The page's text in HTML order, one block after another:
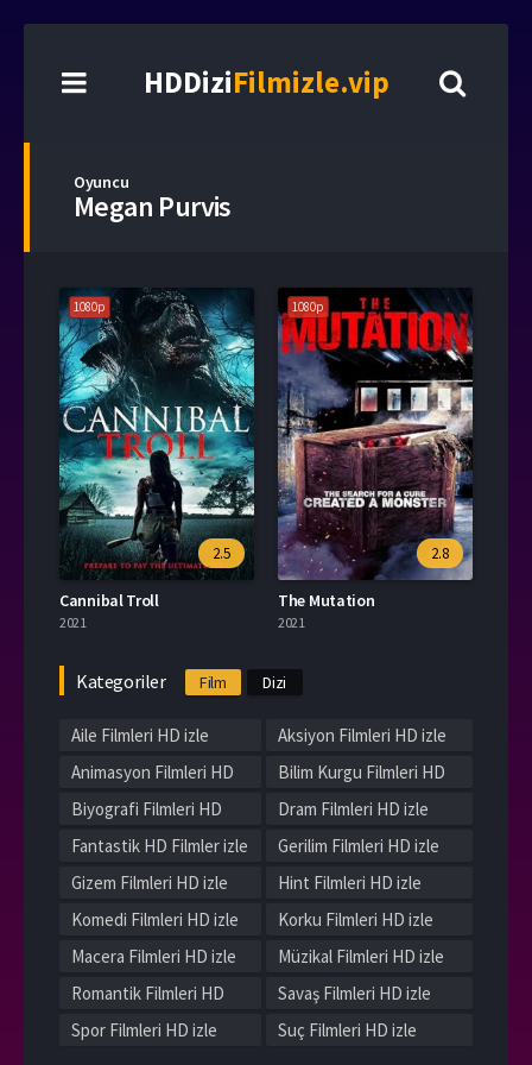
HDDiziFilmizle.vip
Oyuncu
Megan Purvis
1080p
2.5
Cannibal Troll
2021
1080p
2.8
The Mutation
2021
Kategoriler Film Dizi
Aile Filmleri HD izle
Aksiyon Filmleri HD izle
Animasyon Filmleri HD
izle
Bilim Kurgu Filmleri HD
izle
Biyografi Filmleri HD
izle
Dram Filmleri HD izle
Fantastik HD Filmler izle
Gerilim Filmleri HD izle
Gizem Filmleri HD izle
Hint Filmleri HD izle
Komedi Filmleri HD izle
Korku Filmleri HD izle
Macera Filmleri HD izle
Müzikal Filmleri HD izle
Romantik Filmleri HD
izle
Savaş Filmleri HD izle
Spor Filmleri HD izle
Suç Filmleri HD izle